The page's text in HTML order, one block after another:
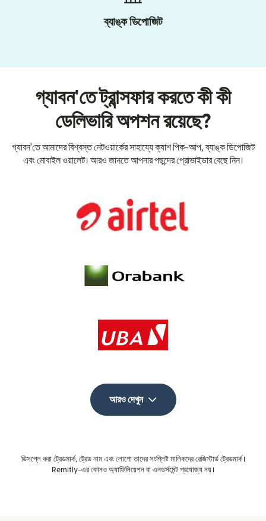
ব্যাঙ্ক ডিপোজিট
গ্যাবন'তে ট্রান্সফার করতে কী কী
ডেলিভারি অপশন রয়েছে?
গ্যাবন'তে আমাদের বিশ্বস্ত নেটওয়ার্কের সাহায্যে ক্যাশ পিক-আপ, ব্যাঙ্ক ডিপোজিট
এবং মোবাইল ওয়ালেট। আরও জানতে আপনার পছন্দের প্রোভাইডার বেছে নিন।
আরও দেখুন
ডিসপ্লে করা ট্রেডমার্ক, ট্রেড নাম এবং লোগো তাদের সংশ্লিষ্ট মালিকদের রেজিস্টার্ড ট্রেডমার্ক।
Remitly-এর কোনও অ্যাফিলিয়েশন বা এনডর্সমেন্ট প্রযোজ্য নয়।